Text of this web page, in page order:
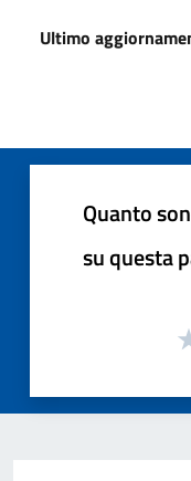
Ultimo
Quanto
su questa